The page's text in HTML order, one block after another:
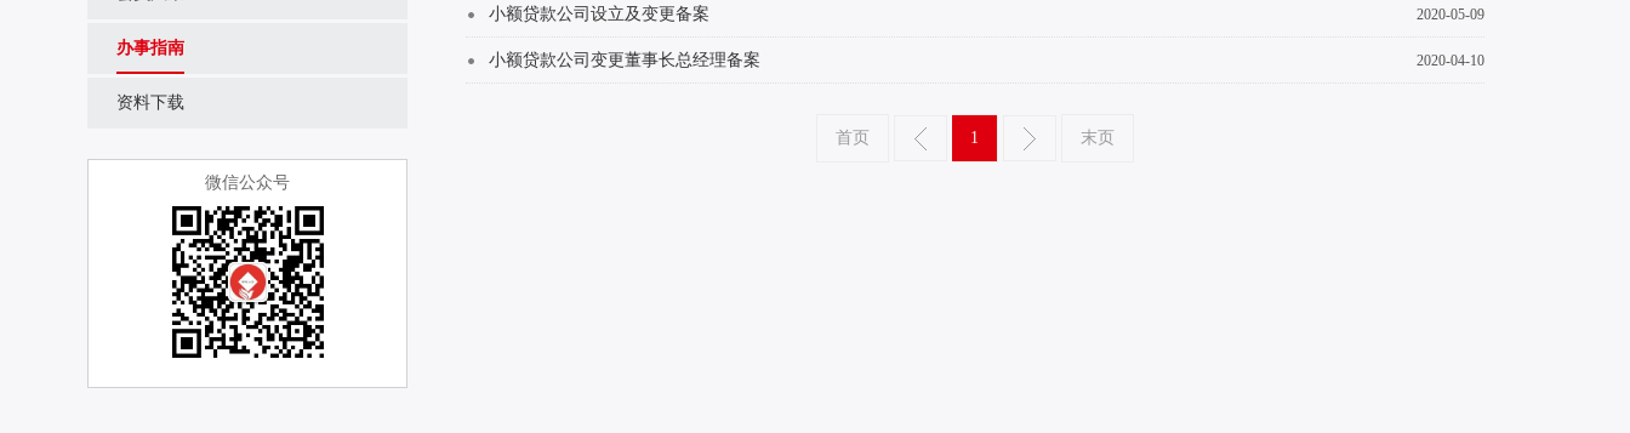
办事指南
资料下载
微信公众号
2020-05-09
小额贷款公司设立及变更备案
2020-04-10
小额贷款公司变更董事长总经理备案
首页 1 末页